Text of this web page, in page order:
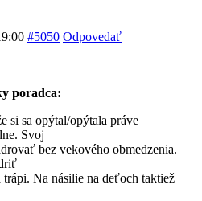
#5050 Odpovedať
poradca:
si sa opýtal/opýtala práve
Svoj
bez vekového obmedzenia.
trápi. Na násilie na deťoch taktiež